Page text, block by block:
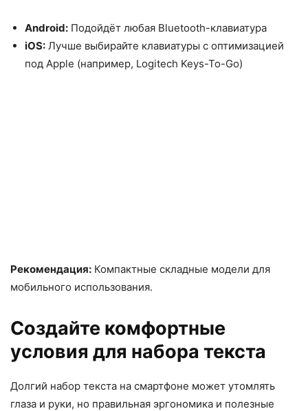
Android: Подойдёт любая Bluetooth-клавиатура
iOS: Лучше выбирайте клавиатуры с оптимизацией
под Apple (например, Logitech Keys-To-Go)
Рекомендация: Компактные складные модели для
мобильного использования.
Создайте комфортные
условия для набора текста
Долгий набор текста на смартфоне может утомлять
глаза и руки, но правильная эргономика и полезные